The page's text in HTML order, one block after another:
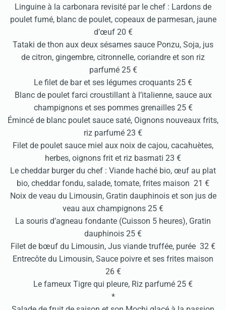
Linguine à la carbonara revisité par le chef : Lardons de
poulet fumé, blanc de poulet, copeaux de parmesan, jaune
d’œuf 20 €
Tataki de thon aux deux sésames sauce Ponzu, Soja, jus
de citron, gingembre, citronnelle, coriandre et son riz
parfumé 25 €
Le filet de bar et ses légumes croquants 25 €
Blanc de poulet farci croustillant à l’italienne, sauce aux
champignons et ses pommes grenailles 25 €
Émincé de blanc poulet sauce saté, Oignons nouveaux frits,
riz parfumé 23 €
Filet de poulet sauce miel aux noix de cajou, cacahuètes,
herbes, oignons frit et riz basmati 23 €
Le cheddar burger du chef : Viande haché bio, œuf au plat
bio, cheddar fondu, salade, tomate, frites maison 21 €
Noix de veau du Limousin, Gratin dauphinois et son jus de
veau aux champignons 25 €
La souris d’agneau fondante (Cuisson 5 heures), Gratin
dauphinois 25 €
Filet de bœuf du Limousin, Jus viande truffée, purée 32 €
Entrecôte du Limousin, Sauce poivre et ses frites maison
26 €
Le fameux Tigre qui pleure, Riz parfumé 25 €
*